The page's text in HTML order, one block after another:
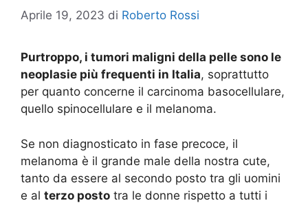
Aprile 19, 2023 di Roberto Rossi
Purtroppo, i tumori maligni della pelle sono le
neoplasie più frequenti in Italia, soprattutto
per quanto concerne il carcinoma basocellulare,
quello spinocellulare e il melanoma.
Se non diagnosticato in fase precoce, il
melanoma è il grande male della nostra cute,
tanto da essere al secondo posto tra gli uomini
e al terzo posto tra le donne rispetto a tutti i